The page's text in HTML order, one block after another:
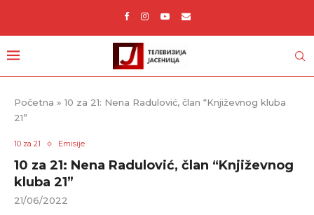
Početna »10 za 21: Nena Radulović, član “Književnog kluba
21”
10 za 21 Emisije
10 za 21: Nena Radulović, član “Književnog
kluba 21”
21/06/2022